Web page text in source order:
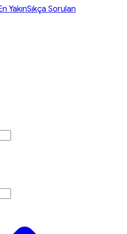
YakınSıkça Sorulan